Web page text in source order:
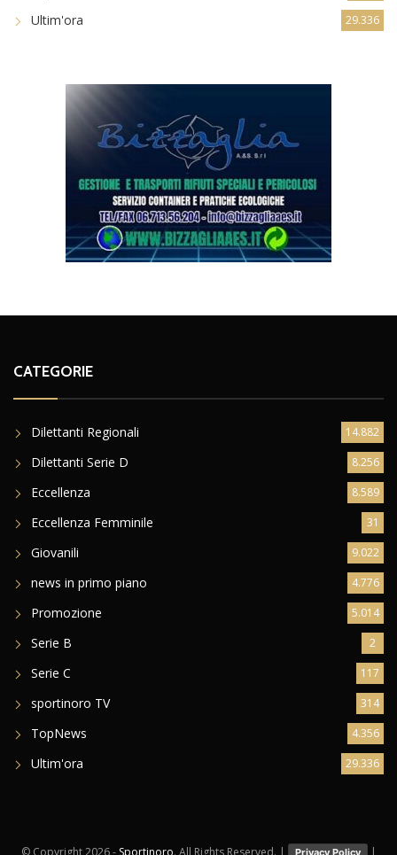
Ultim'ora 29.336
CATEGORIE
Dilettanti Regionali 14.882
Dilettanti Serie D 8.256
Eccellenza 8.589
Eccellenza Femminile 31
Giovanili 9.022
news in primo piano 4.776
Promozione 5.014
Serie B 2
Serie C 117
sportinoro TV 314
TopNews 4.356
Ultim'ora 29.336
© Copyright2026 - Sportinoro. All Rights Reserved. | |